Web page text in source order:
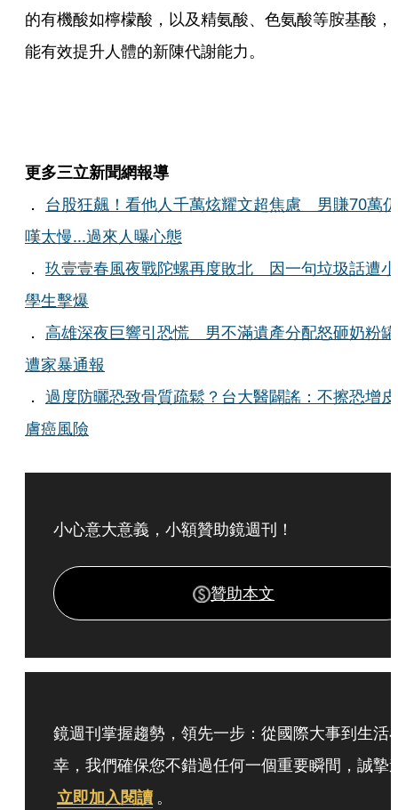
的有機酸如檸檬酸，以及精氨酸、色氨酸等胺基酸，
能有效提升人體的新陳代謝能力。
更多三立新聞網報導
． 台股狂飆！看他人千萬炫耀文超焦慮 男賺70萬仍
嘆太慢...過來人曝心態
． 玖壹壹春風夜戰陀螺再度敗北 因一句垃圾話遭小
學生擊爆
． 高雄深夜巨響引恐慌 男不滿遺產分配怒砸奶粉罐
遭家暴通報
． 過度防曬恐致骨質疏鬆？台大醫闢謠：不擦恐增皮
膚癌風險
小心意大意義，小額贊助鏡週刊！
贊助本文
鏡週刊掌握趨勢，領先一步：從國際大事到生活
幸，我們確保您不錯過任何一個重要瞬間，誠摯
立即加入閱讀 。